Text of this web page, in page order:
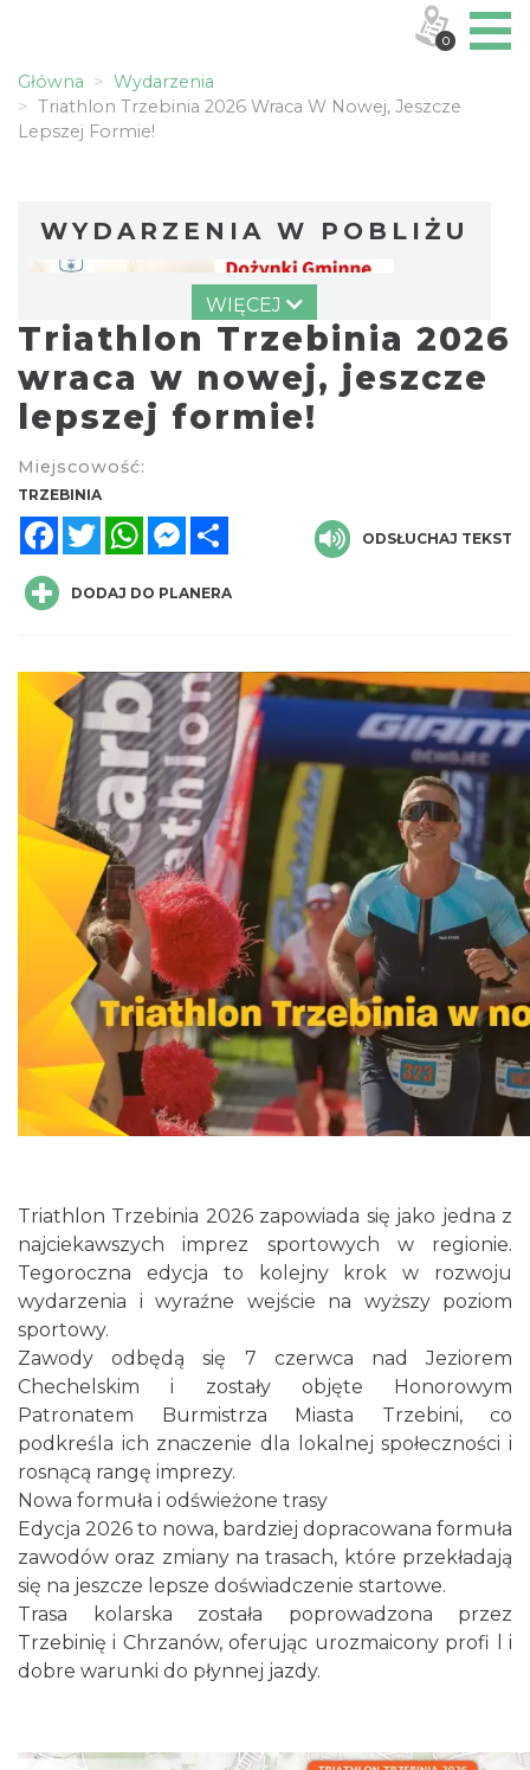
Główna
Wydarzenia
Triathlon Trzebinia 2026 Wraca W Nowej, Jeszcze
Lepszej Formie!
WYDARZENIA W POBLIŻU
Lgota
8.96 km
Letnie Kino Plenerowe 2026 na olkuskim
Rynku
Olkusz
2026-08-28
15.68 km
III Zlot Klasyków pod Zamkiem w
Rabsztynie
Rabsztyn
2026-09-06
18.45 km
Rabsztyn
2026-08-08
18.51 km
Rabsztyn
18.51 km
WIĘCEJ
Triathlon Trzebinia 2026
wraca w nowej, jeszcze
lepszej formie!
Miejscowość:
TRZEBINIA
FacebookTwitterWhatsAppMessenger
ODSŁUCHAJ TEKST
DODAJ DO PLANERA
Triathlon Trzebinia 2026 zapowiada się jako jedna z
najciekawszych imprez sportowych w regionie.
Tegoroczna edycja to kolejny krok w rozwoju
wydarzenia i wyraźne wejście na wyższy poziom
sportowy.
Zawody odbędą się 7 czerwca nad Jeziorem
Chechelskim i zostały objęte Honorowym
Patronatem Burmistrza Miasta Trzebini, co
podkreśla ich znaczenie dla lokalnej społeczności i
rosnącą rangę imprezy.
Nowa formuła i odświeżone trasy
Edycja 2026 to nowa, bardziej dopracowana formuła
zawodów oraz zmiany na trasach, które przekładają
się na jeszcze lepsze doświadczenie startowe.
Trasa kolarska została poprowadzona przez
Trzebinię i Chrzanów, oferując urozmaicony profi l i
dobre warunki do płynnej jazdy.
0